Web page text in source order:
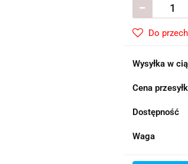
Do
Wysyłka w
Cena
Dostępność
Waga